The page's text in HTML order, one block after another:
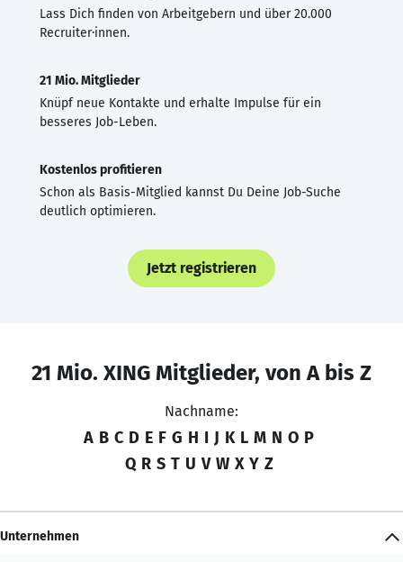
Lass Dich finden von Arbeitgebern und über 20.000
Recruiter·innen.
21 Mio. Mitglieder
Knüpf neue Kontakte und erhalte Impulse für ein
besseres Job-Leben.
Kostenlos profitieren
Schon als Basis-Mitglied kannst Du Deine Job-Suche
deutlich optimieren.
Jetzt registrieren
21 Mio. XING Mitglieder, von A bis Z
Nachname:
A B C D E F G H I J K L M N O P
Q R S T U V W X Y Z
Unternehmen